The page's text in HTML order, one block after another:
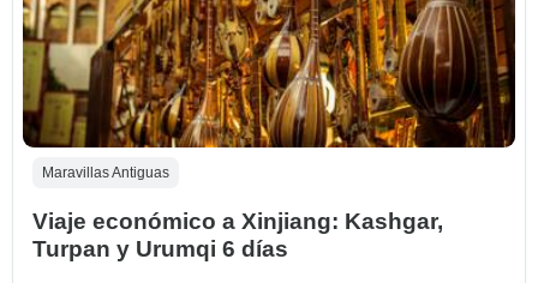
Maravillas Antiguas
Viaje económico a Xinjiang: Kashgar,
Turpan y Urumqi 6 días